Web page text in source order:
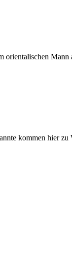
orientalischen Mann
kommen hier zu